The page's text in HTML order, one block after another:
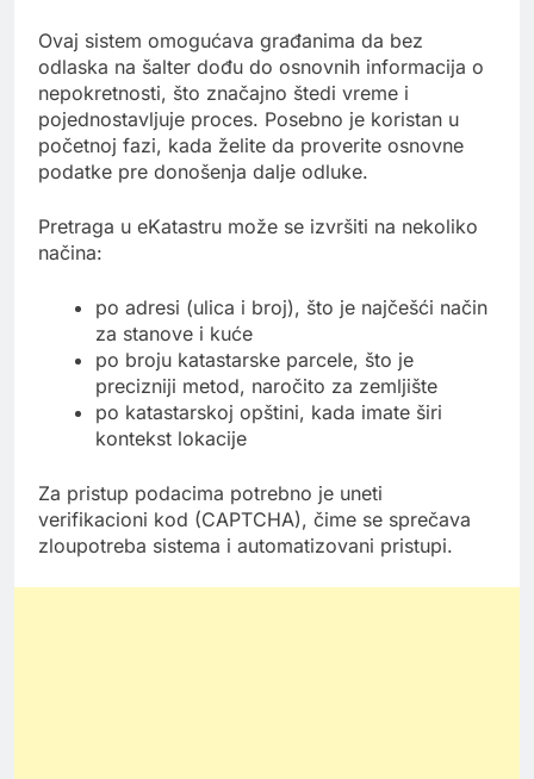
Ovaj sistem omogućava građanima da bez
odlaska na šalter dođu do osnovnih informacija o
nepokretnosti, što značajno štedi vreme i
pojednostavljuje proces. Posebno je koristan u
početnoj fazi, kada želite da proverite osnovne
podatke pre donošenja dalje odluke.
Pretraga u eKatastru može se izvršiti na nekoliko
načina:
po adresi (ulica i broj), što je najčešći način
za stanove i kuće
po broju katastarske parcele, što je
precizniji metod, naročito za zemljište
po katastarskoj opštini, kada imate širi
kontekst lokacije
Za pristup podacima potrebno je uneti
verifikacioni kod (CAPTCHA), čime se sprečava
zloupotreba sistema i automatizovani pristupi.